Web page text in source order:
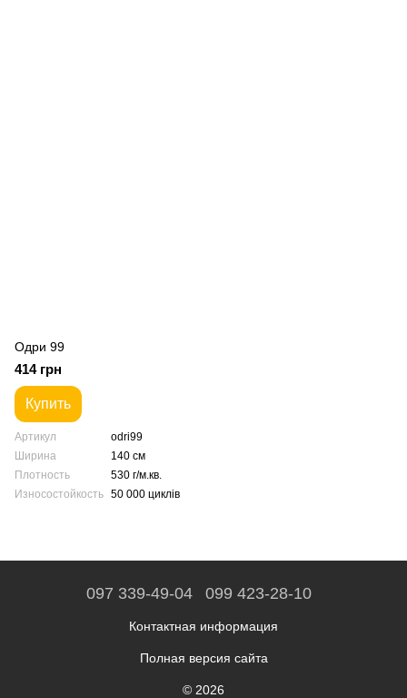
Одри 99
414 грн
Купить
Артикул
odri99
Ширина
140 см
Плотность
530 г/м.кв.
Износостойкость 50 000 циклів
097 339-49-04 099 423-28-10
Контактная информация
Полная версия сайта
© 2026